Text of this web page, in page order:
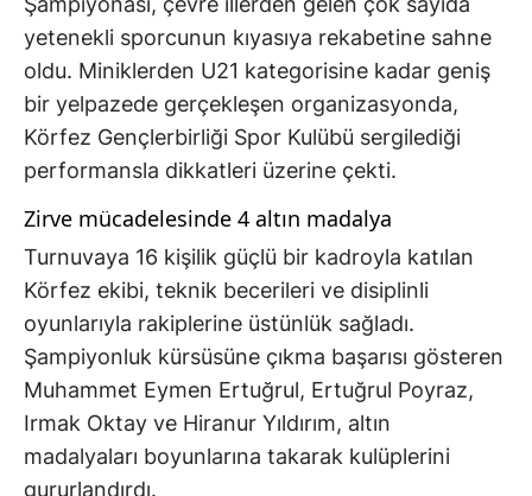
yetenekli sporcunun kıyasıya rekabetine sahne
oldu. Miniklerden U21 kategorisine kadar geniş
bir yelpazede gerçekleşen organizasyonda,
Körfez Gençlerbirliği Spor Kulübü sergilediği
performansla dikkatleri üzerine çekti.
Zirve mücadelesinde 4 altın madalya
Turnuvaya 16 kişilik güçlü bir kadroyla katılan
Körfez ekibi, teknik becerileri ve disiplinli
oyunlarıyla rakiplerine üstünlük sağladı.
Şampiyonluk kürsüsüne çıkma başarısı gösteren
Muhammet Eymen Ertuğrul, Ertuğrul Poyraz,
Irmak Oktay ve Hiranur Yıldırım, altın
madalyaları boyunlarına takarak kulüplerini
gururlandırdı.